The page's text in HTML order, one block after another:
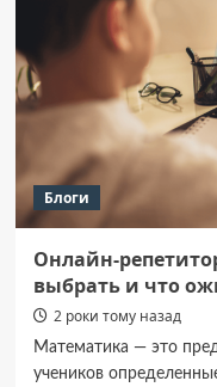
кота
Блоги
Онлайн-
выбрать и что
2 роки тому назад
Математика — это
учеников